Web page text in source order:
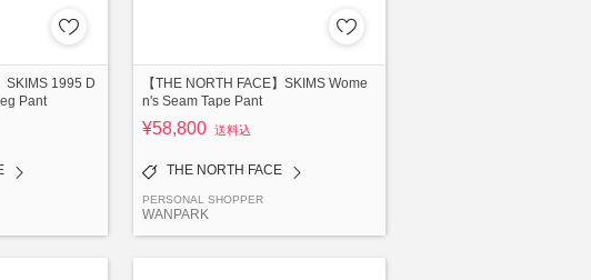
SKIMS 1995 D
Pant
【THE NORTH FACE】SKIMS Wome
n's Seam Tape Pant
¥58,800 送料込
THE NORTH FACE
PERSONAL SHOPPER
WANPARK